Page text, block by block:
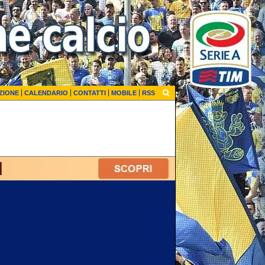
CALENDARIO CONTATTI MOBILE RSS